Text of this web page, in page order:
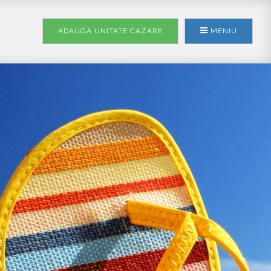
MENIU
ADAUGA UNITATE CAZARE